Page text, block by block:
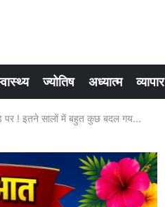
ज्योतिष अध्यात्म व्यापार
पर ! इतने सालों में बहुत कुछ बदल गय...